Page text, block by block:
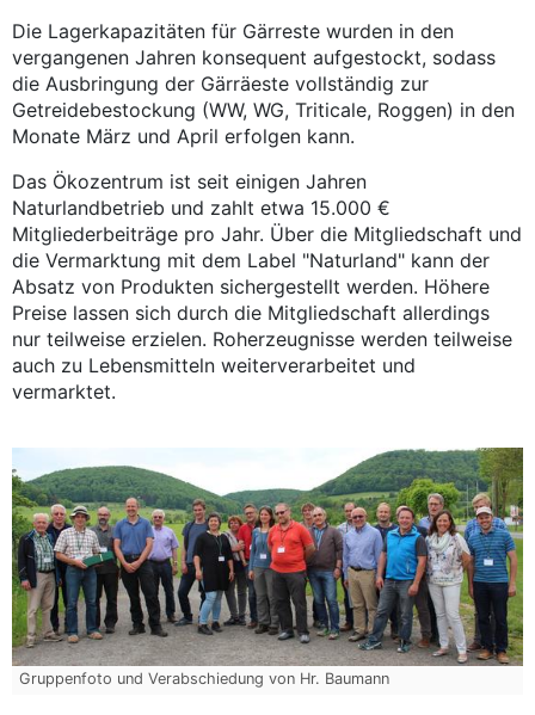
Die Lagerkapazitäten für Gärreste wurden in den
vergangenen Jahren konsequent aufgestockt, sodass
die Ausbringung der Gärräeste vollständig zur
Getreidebestockung (WW, WG, Triticale, Roggen) in den
Monate März und April erfolgen kann.
Das Ökozentrum ist seit einigen Jahren
Naturlandbetrieb und zahlt etwa 15.000 €
Mitgliederbeiträge pro Jahr. Über die Mitgliedschaft und
die Vermarktung mit dem Label "Naturland" kann der
Absatz von Produkten sichergestellt werden. Höhere
Preise lassen sich durch die Mitgliedschaft allerdings
nur teilweise erzielen. Roherzeugnisse werden teilweise
auch zu Lebensmitteln weiterverarbeitet und
vermarktet.
Gruppenfoto und Verabschiedung von Hr. Baumann